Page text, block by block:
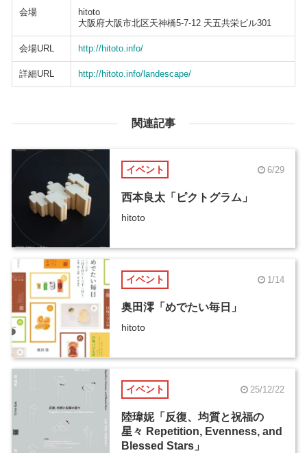
会場
hitoto
大阪府大阪市北区天神橋5-7-12 天五共栄ビル301
会場URL http://hitoto.info/
詳細URL http://hitoto.info/landescape/
関連記事
イベント 6/29
西本良太「ピクトグラム」
hitoto
イベント 1/14
奥田澪「めでたい毎日」
hitoto
イベント 25/12/22
陸瑋妮「反復、均質と祝福の
星々 Repetition, Evenness, and
Blessed Stars」